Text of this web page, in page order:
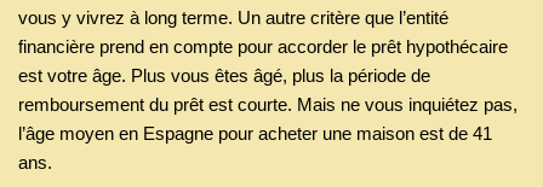
vous y vivrez à long terme. Un autre critère que l’entité
financière prend en compte pour accorder le prêt hypothécaire
est votre âge. Plus vous êtes âgé, plus la période de
remboursement du prêt est courte. Mais ne vous inquiétez pas,
l’âge moyen en Espagne pour acheter une maison est de 41
ans.